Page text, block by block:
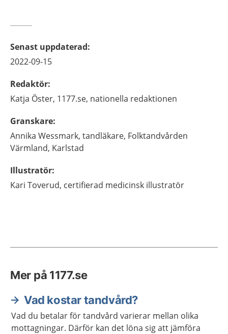
Senast uppdaterad:
2022-09-15
Redaktör:
Katja Öster, 1177.se, nationella redaktionen
Granskare:
Annika Wessmark, tandläkare, Folktandvården
Värmland, Karlstad
Illustratör:
Kari Toverud, certifierad medicinsk illustratör
Mer på 1177.se
Vad kostar tandvård?
Vad du betalar för tandvård varierar mellan olika
mottagningar. Därför kan det löna sig att jämföra